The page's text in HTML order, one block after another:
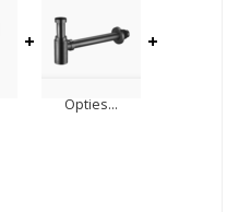
+
Opties...
+